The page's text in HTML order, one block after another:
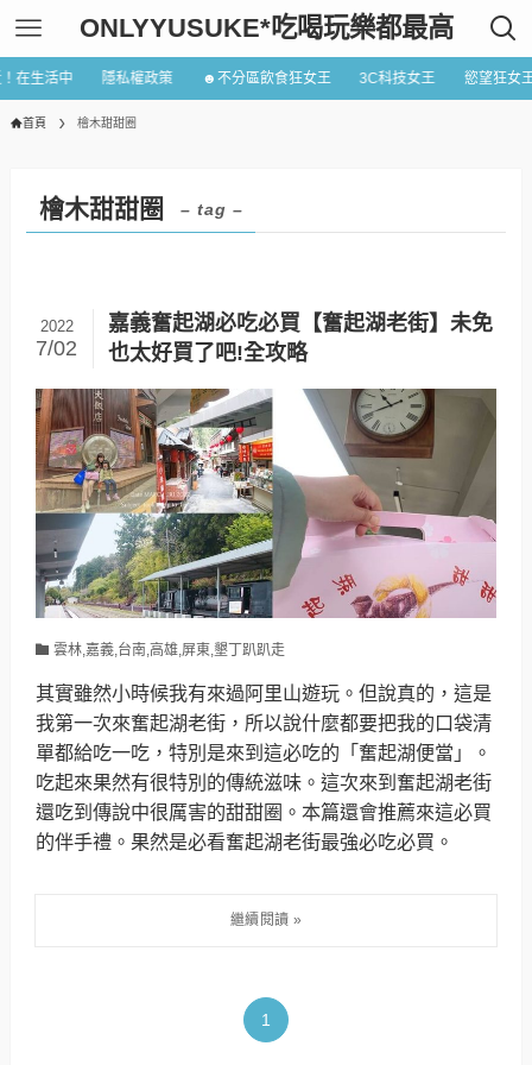
ONLYYUSUKE*吃喝玩樂都最高
在生活中 隱私權政策 ☻不分區飲食狂女王 3C科技女王 慾望狂女
首頁 檜木甜甜圈
檜木甜甜圈 – tag –
嘉義奮起湖必吃必買【奮起湖老街】未免
也太好買了吧!全攻略
2022
7/02
雲林,嘉義,台南,高雄,屏東,墾丁趴趴走
其實雖然小時候我有來過阿里山遊玩。但說真的，這是
我第一次來奮起湖老街，所以說什麼都要把我的口袋清
單都給吃一吃，特別是來到這必吃的「奮起湖便當」。
吃起來果然有很特別的傳統滋味。這次來到奮起湖老街
還吃到傳說中很厲害的甜甜圈。本篇還會推薦來這必買
的伴手禮。果然是必看奮起湖老街最強必吃必買。
1